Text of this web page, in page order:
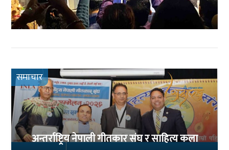
समाचार
अन्तर्राष्ट्रिय नेपाली गीतकार संघ र साहित्य कला